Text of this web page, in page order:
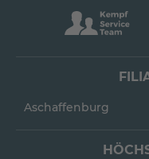
Aschaffenburg